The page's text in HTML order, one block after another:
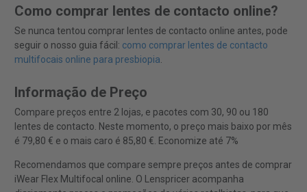
Como comprar lentes de contacto online?
Se nunca tentou comprar lentes de contacto online antes, pode
seguir o nosso guia fácil: como comprar lentes de contacto
multifocais online para presbiopia.
Informação de Preço
Compare preços entre 2 lojas, e pacotes com 30, 90 ou 180
lentes de contacto. Neste momento, o preço mais baixo por mês
é 79,80 € e o mais caro é 85,80 €. Economize até 7%
Recomendamos que compare sempre preços antes de comprar
iWear Flex Multifocal online. O Lenspricer acompanha